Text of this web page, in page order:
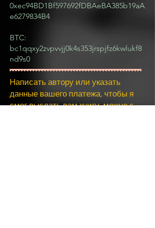
0xec94BD1Bf597692fDBAeBA385b19aA
e6279834B4
BTC:
bc1qqxy2zvpvvjj0k4s353jrspjfz6kwlukf8
nd9s0
Написать автору или указать
данные вашего платежа, чтобы я
смог выслать вам книгу, можно с